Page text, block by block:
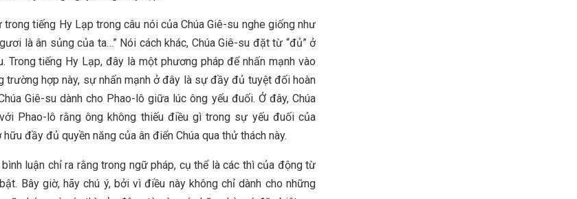
tiếng Hy Lạp trong câu nói của Chúa Giê-su nghe giống như
là ân sủng của ta…” Nói cách khác, Chúa Giê-su đặt từ “đủ” ở
Trong tiếng Hy Lạp, đây là một phương pháp để nhấn mạnh vào
trường hợp này, sự nhấn mạnh ở đây là sự đầy đủ tuyệt đối hoàn
Giê-su dành cho Phao-lô giữa lúc ông yếu đuối. Ở đây, Chúa
Phao-lô rằng ông không thiếu điều gì trong sự yếu đuối của
đầy đủ quyền năng của ân điển Chúa qua thử thách này.
bình luận chỉ ra rằng trong ngữ pháp, cụ thể là các thì của động từ
Bây giờ, hãy chú ý, bởi vì điều này không chỉ dành cho những